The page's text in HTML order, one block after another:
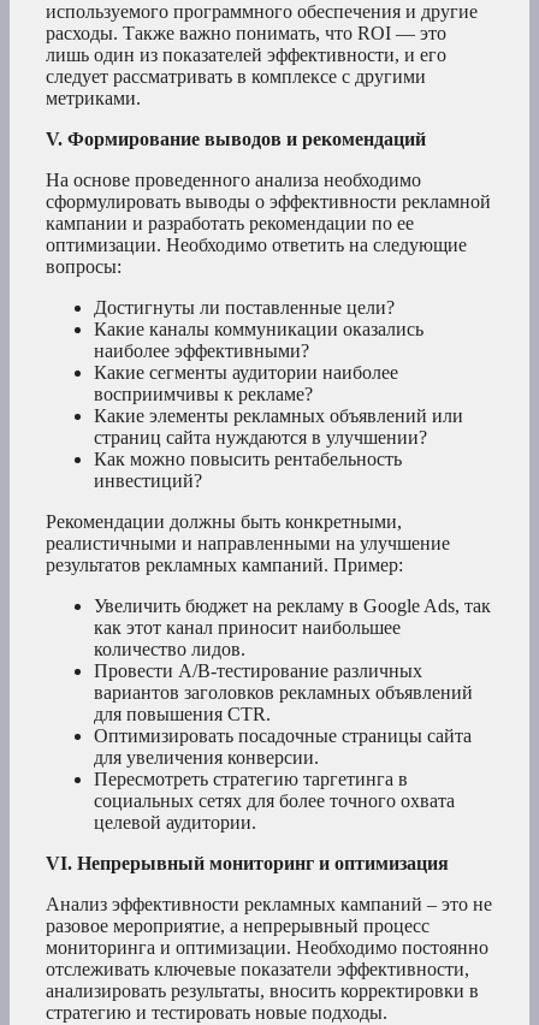
используемого программного обеспечения и другие
расходы. Также важно понимать, что ROI — это
лишь один из показателей эффективности, и его
следует рассматривать в комплексе с другими
метриками.
V. Формирование выводов и рекомендаций
На основе проведенного анализа необходимо
сформулировать выводы о эффективности рекламной
кампании и разработать рекомендации по ее
оптимизации. Необходимо ответить на следующие
вопросы:
Достигнуты ли поставленные цели?
Какие каналы коммуникации оказались
наиболее эффективными?
Какие сегменты аудитории наиболее
восприимчивы к рекламе?
Какие элементы рекламных объявлений или
страниц сайта нуждаются в улучшении?
Как можно повысить рентабельность
инвестиций?
Рекомендации должны быть конкретными,
реалистичными и направленными на улучшение
результатов рекламных кампаний. Пример:
Увеличить бюджет на рекламу в Google Ads, так
как этот канал приносит наибольшее
количество лидов.
Провести A/B-тестирование различных
вариантов заголовков рекламных объявлений
для повышения CTR.
Оптимизировать посадочные страницы сайта
для увеличения конверсии.
Пересмотреть стратегию таргетинга в
социальных сетях для более точного охвата
целевой аудитории.
VI. Непрерывный мониторинг и оптимизация
Анализ эффективности рекламных кампаний – это не
разовое мероприятие, а непрерывный процесс
мониторинга и оптимизации. Необходимо постоянно
отслеживать ключевые показатели эффективности,
анализировать результаты, вносить корректировки в
стратегию и тестировать новые подходы.